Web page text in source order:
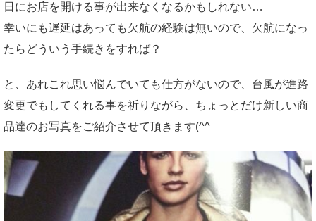
日にお店を開ける事が出来なくなるかもしれない…
幸いにも遅延はあっても欠航の経験は無いので、欠航になっ
たらどういう手続きをすれば？
と、あれこれ思い悩んでいても仕方がないので、台風が進路
変更でもしてくれる事を祈りながら、ちょっとだけ新しい商
品達のお写真をご紹介させて頂きます(^^ゞ